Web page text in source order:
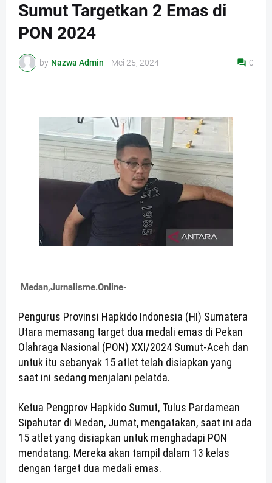
Sumut Targetkan 2 Emas di
PON 2024
by Nazwa Admin - Mei 25, 2024 0
Medan,Jurnalisme.Online-
Pengurus Provinsi Hapkido Indonesia (HI) Sumatera
Utara memasang target dua medali emas di Pekan
Olahraga Nasional (PON) XXI/2024 Sumut-Aceh dan
untuk itu sebanyak 15 atlet telah disiapkan yang
saat ini sedang menjalani pelatda.
Ketua Pengprov Hapkido Sumut, Tulus Pardamean
Sipahutar di Medan, Jumat, mengatakan, saat ini ada
15 atlet yang disiapkan untuk menghadapi PON
mendatang. Mereka akan tampil dalam 13 kelas
dengan target dua medali emas.